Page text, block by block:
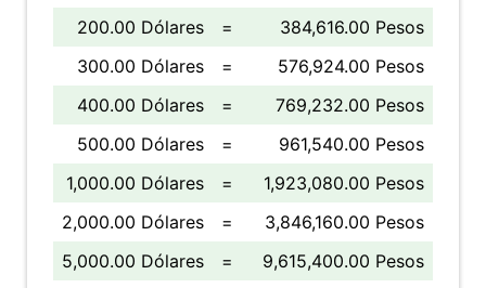
200.00 Dólares
=
384,616.00 Pesos
300.00 Dólares
=
576,924.00 Pesos
400.00 Dólares
=
769,232.00 Pesos
500.00 Dólares
=
961,540.00 Pesos
1,000.00 Dólares
=
1,923,080.00 Pesos
2,000.00 Dólares
=
3,846,160.00 Pesos
5,000.00 Dólares
= 9,615,400.00 Pesos